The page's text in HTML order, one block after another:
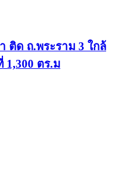
ติด ถ.พระราม 3 ใกล้
1,300 ตร.ม